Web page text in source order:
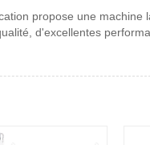
propose une
d'excellentes